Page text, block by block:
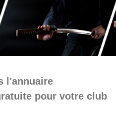
l'annuaire
pour votre club